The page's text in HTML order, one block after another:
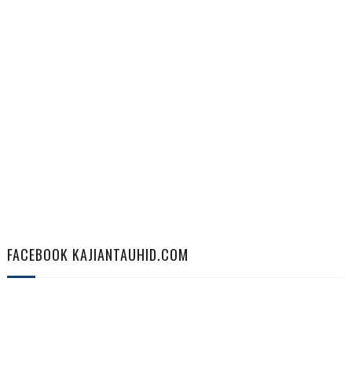
FACEBOOK KAJIANTAUHID.COM